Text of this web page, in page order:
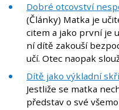
Dobré otcovství
(Články) Matka je
citem a jako první je
ní dítě zakouší
učí. Otec naopak
Dítě jako výkladní
Jestliže se matka
představ o své